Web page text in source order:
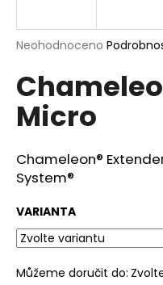
Průměrné
produktu
je
0,0
hvězdiček.
Neohodnoceno
Micro
Chameleon®
System®
VARIANTA
Můžeme doručit do:
j
t
?
o